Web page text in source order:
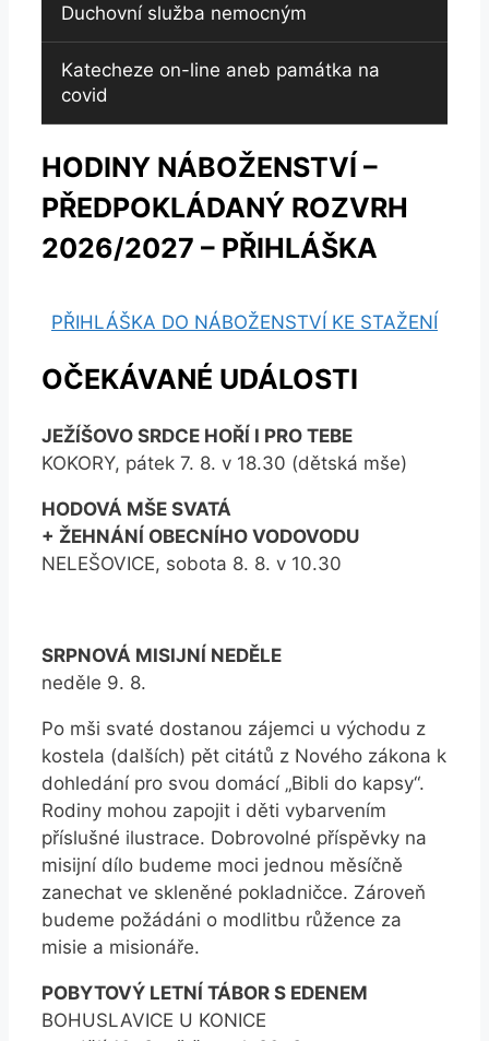
Duchovní služba nemocným
Katecheze on-line aneb památka na
covid
HODINY NÁBOŽENSTVÍ –
PŘEDPOKLÁDANÝ ROZVRH
2026/2027 – PŘIHLÁŠKA
PŘIHLÁŠKA DO NÁBOŽENSTVÍ KE STAŽENÍ
OČEKÁVANÉ UDÁLOSTI
JEŽÍŠOVO SRDCE HOŘÍ I PRO TEBE
KOKORY, pátek 7. 8. v 18.30 (dětská mše)
HODOVÁ MŠE SVATÁ
+ ŽEHNÁNÍ OBECNÍHO VODOVODU
NELEŠOVICE, sobota 8. 8. v 10.30
SRPNOVÁ MISIJNÍ NEDĚLE
neděle 9. 8.
Po mši svaté dostanou zájemci u východu z
kostela (dalších) pět citátů z Nového zákona k
dohledání pro svou domácí „Bibli do kapsy“.
Rodiny mohou zapojit i děti vybarvením
příslušné ilustrace. Dobrovolné příspěvky na
misijní dílo budeme moci jednou měsíčně
zanechat ve skleněné pokladničce. Zároveň
budeme požádáni o modlitbu růžence za
misie a misionáře.
POBYTOVÝ LETNÍ TÁBOR S EDENEM
BOHUSLAVICE U KONICE